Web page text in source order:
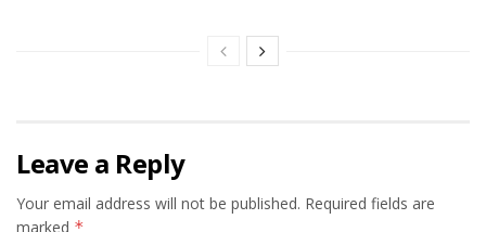
Leave a Reply
Your email address will not be published. Required fields are
marked *